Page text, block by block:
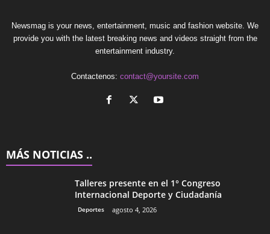
Newsmag is your news, entertainment, music and fashion website. We
provide you with the latest breaking news and videos straight from the
entertainment industry.
Contactenos: contact@yoursite.com
MÁS NOTICIAS ..
Talleres presente en el 1° Congreso
Internacional Deporte y Ciudadanía
Deportes agosto 4, 2026